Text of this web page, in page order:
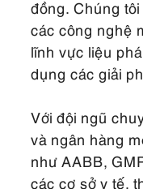
đồng. Chúng
các công nghệ
lĩnh vực liệu
dụng các giải
Với đội ngũ
và ngân hàng
như AABB,
các cơ sở y tế,